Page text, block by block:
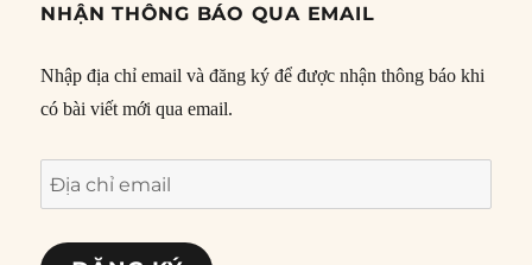
NHẬN THÔNG BÁO QUA EMAIL
Nhập địa chỉ email và đăng ký để được nhận thông báo khi
có bài viết mới qua email.
Địa
chỉ
email